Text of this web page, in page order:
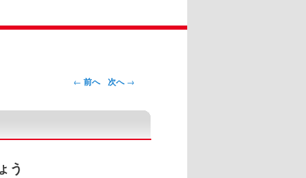
← 前へ 次へ→
う